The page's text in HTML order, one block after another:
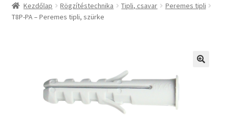
A fiókom
Kezdőlap Rögzítéstechnika Tipli, csavar
Peremes tipli
T8P-PA – Peremes tipli, szürke